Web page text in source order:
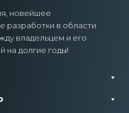
новейшее
разработки в области
владельцем и его
на долгие годы!